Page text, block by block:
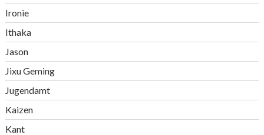
Ironie
Ithaka
Jason
Jixu Geming
Jugendamt
Kaizen
Kant